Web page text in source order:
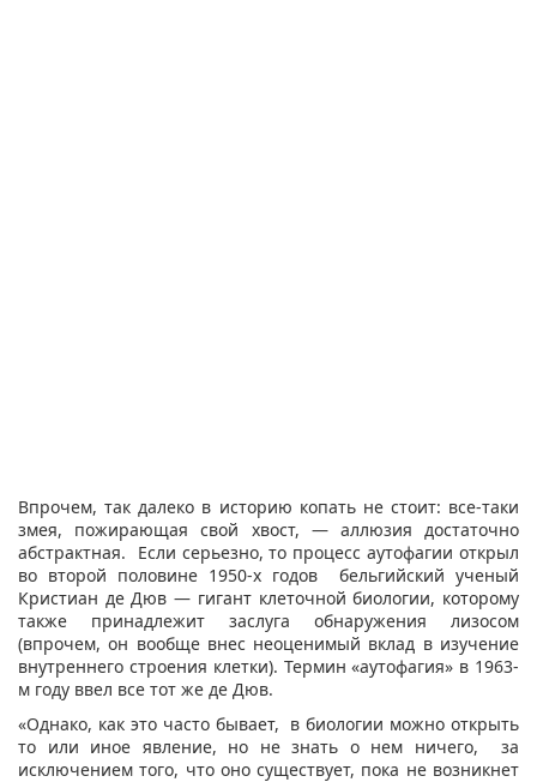
Впрочем, так далеко в историю копать не стоит: все-таки
змея, пожирающая свой хвост, — аллюзия достаточно
абстрактная. Если серьезно, то процесс аутофагии открыл
во второй половине 1950-х годов бельгийский ученый
Кристиан де Дюв — гигант клеточной биологии, которому
также принадлежит заслуга обнаружения лизосом
(впрочем, он вообще внес неоценимый вклад в изучение
внутреннего строения клетки). Термин «аутофагия» в 1963-
м году ввел все тот же де Дюв.
«Однако, как это часто бывает, в биологии можно открыть
то или иное явление, но не знать о нем ничего, за
исключением того, что оно существует, пока не возникнет